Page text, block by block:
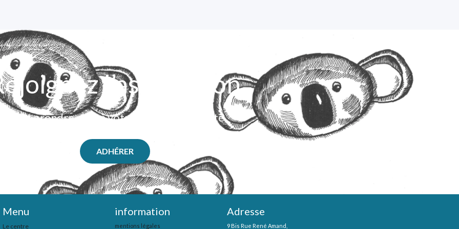
l’association
C’est prendre part à votre système de santé
ADHÉRER
Menu
Le centre
information
mentions légales
Adresse
9 Bis Rue René Amand,